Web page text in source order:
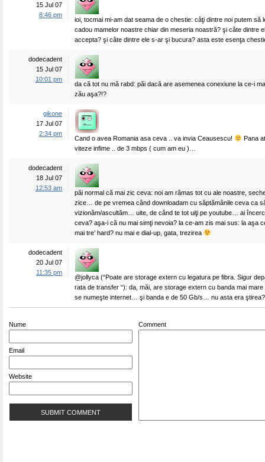
15 Jul 07
8:46 pm
ioi, tocmai mi-am dat seama de o chestie: câţi dintre noi putem să
cadou mamelor noastre chiar din meseria noastră? şi câte dintre
accepta? şi câte dintre ele s-ar şi bucura? asta este esenţa
dodecadent
15 Jul 07
10:01 pm
da că tot nu mă rabd: păi dacă are asemenea conexiune la ce-i
zău aşa?!?
gikone
17 Jul 07
2:34 pm
Cand o avea Romania asa ceva .. va invia Ceausescu!
Pana
viteze infime .. de 3 mbps ( cum am eu )…
dodecadent
18 Jul 07
12:53 am
păi normal că mai zic ceva: noi am rămas tot cu ale noastre,
zice… de pe vremea când downloadam cu săptămânile ceva ca
vizionăm/ascultăm… uite, de când te tot uiţi pe youtube… ai
ceva? aşa-i că nu mai simţi nevoia? la ce-am zis mai sus: la aşa
mai tre’ hard? nu mai e dial-up, gata, trezirea
dodecadent
20 Jul 07
11:35 pm
@jollyca (“Poate are storage extern cu legatura pe fibra. Sigur
rata de transfer “): da, măi, are storage extern cu banda mai
se numeşte internet… şi banda e de 50 Gb/s… nu asta era ştirea?
Nume
Email
Website
Comment